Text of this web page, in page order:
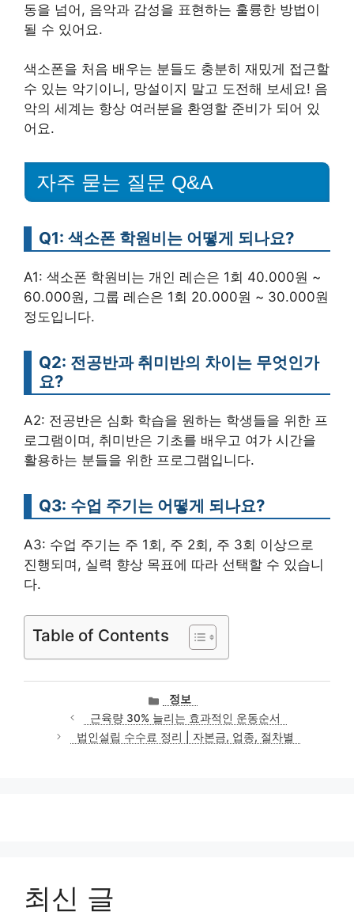
동을 넘어, 음악과 감성을 표현하는 훌륭한 방법이
될 수 있어요.
색소폰을 처음 배우는 분들도 충분히 재밌게 접근할
수 있는 악기이니, 망설이지 말고 도전해 보세요! 음
악의 세계는 항상 여러분을 환영할 준비가 되어 있
어요.
자주 묻는 질문 Q&A
Q1: 색소폰 학원비는 어떻게 되나요?
A1: 색소폰 학원비는 개인 레슨은 1회 40.000원 ~
60.000원, 그룹 레슨은 1회 20.000원 ~ 30.000원
정도입니다.
Q2: 전공반과 취미반의 차이는 무엇인가
요?
A2: 전공반은 심화 학습을 원하는 학생들을 위한 프
로그램이며, 취미반은 기초를 배우고 여가 시간을
활용하는 분들을 위한 프로그램입니다.
Q3: 수업 주기는 어떻게 되나요?
A3: 수업 주기는 주 1회, 주 2회, 주 3회 이상으로
진행되며, 실력 향상 목표에 따라 선택할 수 있습니
다.
Table of Contents
카
테
고
리
정보
근육량 30% 늘리는 효과적인 운동순서
법인설립 수수료 정리 | 자본금, 업종, 절차별
최신 글